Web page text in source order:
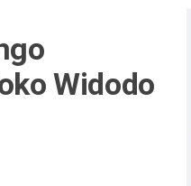
Widodo